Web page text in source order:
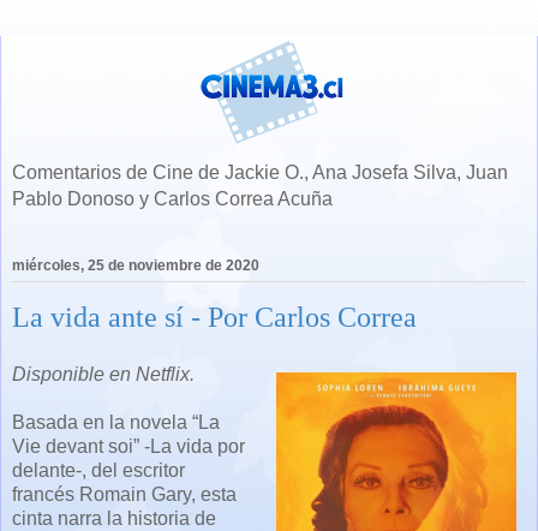
Comentarios de Cine de Jackie O., Ana Josefa Silva, Juan
Pablo Donoso y Carlos Correa Acuña
miércoles, 25 de noviembre de 2020
La vida ante sí - Por Carlos Correa
Disponible en Netflix.
Basada en la novela “La
Vie devant soi” -La vida por
delante-, del escritor
francés Romain Gary, esta
cinta narra la historia de